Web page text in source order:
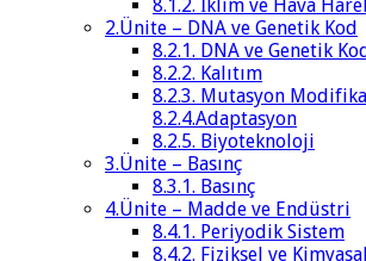
8.1.2. İklim ve Hava
2.Ünite – DNA ve Genetik Kod
8.2.1. DNA ve Genetik
8.2.2. Kalıtım
8.2.3. Mutasyon
8.2.4.Adaptasyon
8.2.5. Biyoteknoloji
3.Ünite – Basınç
8.3.1. Basınç
4.Ünite – Madde ve Endüstri
8.4.1. Periyodik Sistem
8.4.2. Fiziksel ve